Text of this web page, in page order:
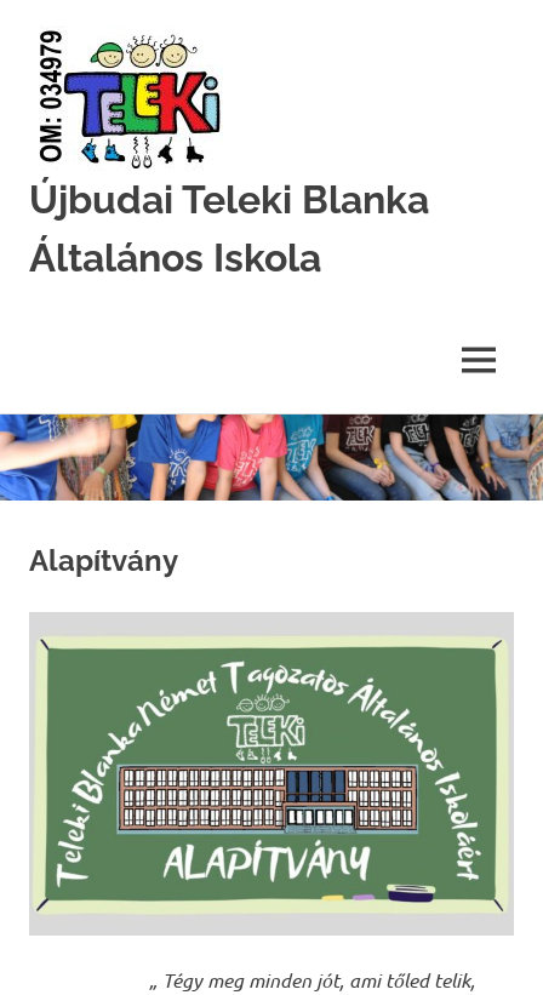
Skip
to
content
Újbudai Teleki Blanka
Általános Iskola
MENU
Alapítvány
„ Tégy meg minden jót, ami tőled telik,